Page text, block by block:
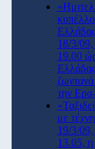
18/3/09,
19.00
την
με
19/3/09,
13.05, η